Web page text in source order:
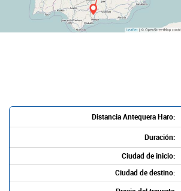
Distancia Antequera Haro:
Duración:
Ciudad de inicio:
Ciudad de destino: